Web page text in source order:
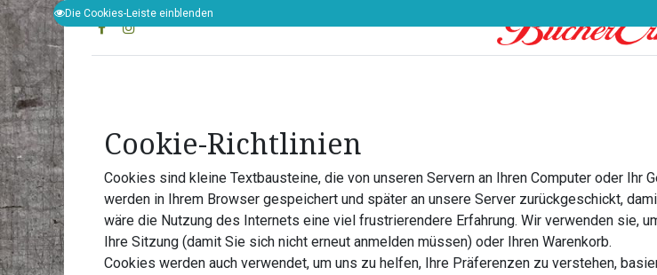
Cookie-Richtlinien
Cookies sind kleine Textbausteine, die von unseren Servern an Ihren Computer oder
werden in Ihrem Browser gespeichert und später an unsere Server zurückgeschickt,
wäre die Nutzung des Internets eine viel frustrierendere Erfahrung. Wir verwenden sie,
Ihre Sitzung (damit Sie sich nicht erneut anmelden müssen) oder Ihren Warenkorb.
Cookies werden auch verwendet, um uns zu helfen, Ihre Präferenzen zu verstehen,
Die Cookies-Leiste einblenden